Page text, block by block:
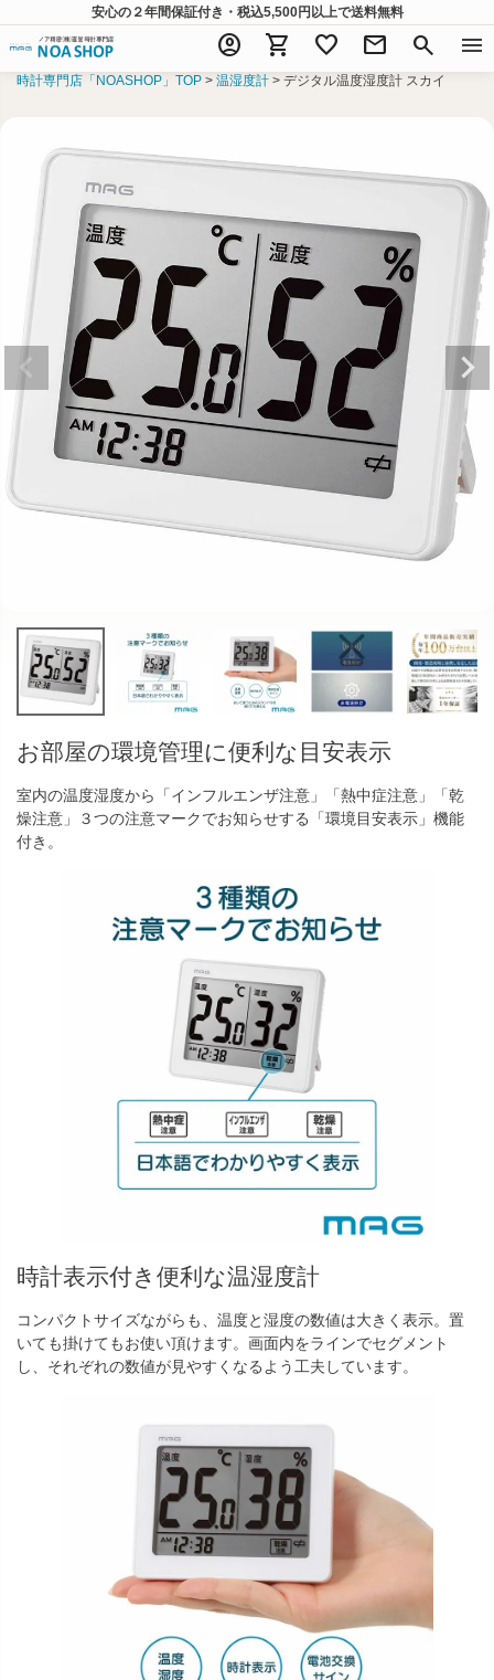
安心の２年間保証付き・税込5,500円以上で送料無料
account_circle shopping_cart favorite mail search menu
時計専門店「NOASHOP」TOP 温湿度計 デジタル温度湿度計 スカイ
お部屋の環境管理に便利な目安表示
室内の温度湿度から「インフルエンザ注意」「熱中症注意」「乾
燥注意」３つの注意マークでお知らせする「環境目安表示」機能
付き。
時計表示付き便利な温湿度計
コンパクトサイズながらも、温度と湿度の数値は大きく表示。置
いても掛けてもお使い頂けます。画面内をラインでセグメント
し、それぞれの数値が見やすくなるよう工夫しています。